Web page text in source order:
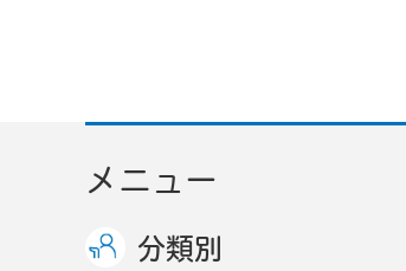
メニュー
分類別